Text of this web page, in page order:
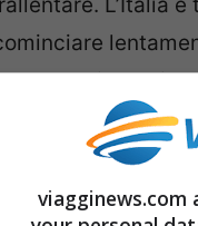
tanti dubbi.
che
che i turisti
quindi
viagginews.com